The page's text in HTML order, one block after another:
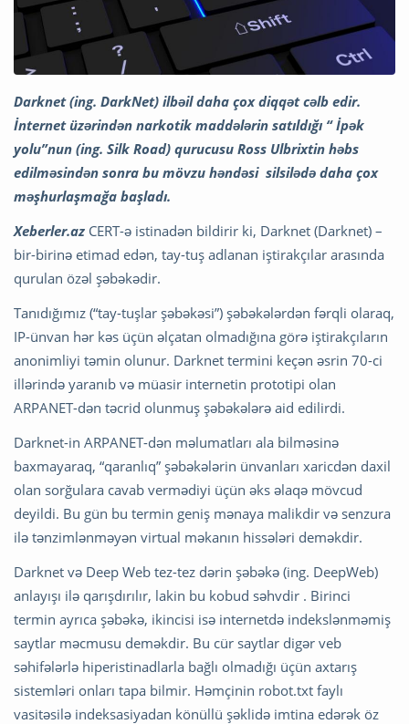
Darknet (ing. DarkNet) ilbəil daha çox diqqət cəlb edir.
İnternet üzərindən narkotik maddələrin satıldığı “ İpək
yolu”nun (ing. Silk Road) qurucusu Ross Ulbrixtin həbs
edilməsindən sonra bu mövzu həndəsi silsilədə daha çox
məşhurlaşmağa başladı.
Xeberler.az CERT-ə istinadən bildirir ki, Darknet (Darknet) –
bir-birinə etimad edən, tay-tuş adlanan iştirakçılar arasında
qurulan özəl şəbəkədir.
Tanıdığımız (“tay-tuşlar şəbəkəsi”) şəbəkələrdən fərqli olaraq,
IP-ünvan hər kəs üçün əlçatan olmadığına görə iştirakçıların
anonimliyi təmin olunur. Darknet termini keçən əsrin 70-ci
illərində yaranıb və müasir internetin prototipi olan
ARPANET-dən təcrid olunmuş şəbəkələrə aid edilirdi.
Darknet-in ARPANET-dən məlumatları ala bilməsinə
baxmayaraq, “qaranlıq” şəbəkələrin ünvanları xaricdən daxil
olan sorğulara cavab vermədiyi üçün əks əlaqə mövcud
deyildi. Bu gün bu termin geniş mənaya malikdir və senzura
ilə tənzimlənməyən virtual məkanın hissələri deməkdir.
Darknet və Deep Web tez-tez dərin şəbəkə (ing. DeepWeb)
anlayışı ilə qarışdırılır, lakin bu kobud səhvdir . Birinci
termin ayrıca şəbəkə, ikincisi isə internetdə indekslənməmiş
saytlar məcmusu deməkdir. Bu cür saytlar digər veb
səhifələrlə hiperistinadlarla bağlı olmadığı üçün axtarış
sistemləri onları tapa bilmir. Həmçinin robot.txt faylı
vasitəsilə indeksasiyadan könüllü şəklidə imtina edərək öz